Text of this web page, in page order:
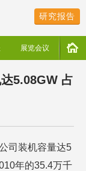
研究报告
展览会议
5.08GW 占
司装机容量达5
年的35.4万千